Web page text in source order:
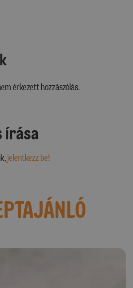
érkezett hozzászólás.
írása
jelentkezz be!